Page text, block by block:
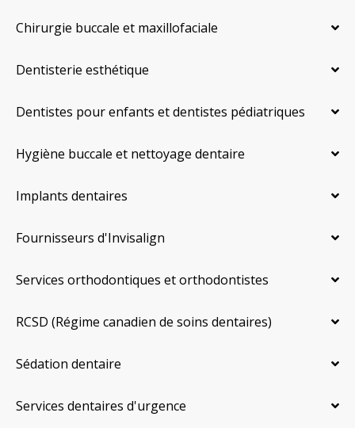
Chirurgie buccale et maxillofaciale
Dentisterie esthétique
Dentistes pour enfants et dentistes pédiatriques
Hygiène buccale et nettoyage dentaire
Implants dentaires
Fournisseurs d'Invisalign
Services orthodontiques et orthodontistes
RCSD (Régime canadien de soins dentaires)
Sédation dentaire
Services dentaires d'urgence